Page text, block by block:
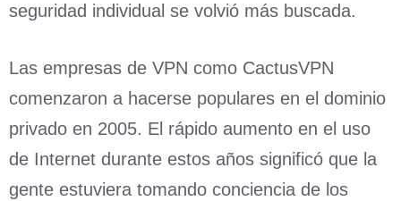
seguridad individual se volvió más buscada.
Las empresas de VPN como CactusVPN
comenzaron a hacerse populares en el dominio
privado en 2005. El rápido aumento en el uso
de Internet durante estos años significó que la
gente estuviera tomando conciencia de los